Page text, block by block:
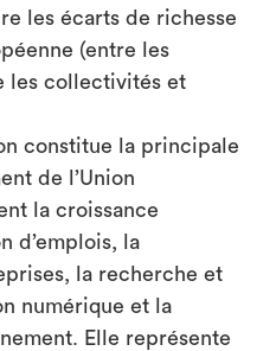
les écarts de richesse
(entre les
les collectivités et
constitue la principale
de l’Union
la croissance
d’emplois, la
la recherche et
numérique et la
Elle représente